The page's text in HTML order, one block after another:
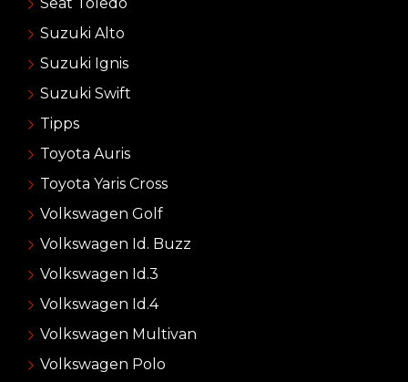
Suzuki Alto
Suzuki Ignis
Suzuki Swift
Tipps
Toyota Auris
Toyota Yaris Cross
Volkswagen Golf
Volkswagen Id. Buzz
Volkswagen Id.3
Volkswagen Id.4
Volkswagen Multivan
Volkswagen Polo